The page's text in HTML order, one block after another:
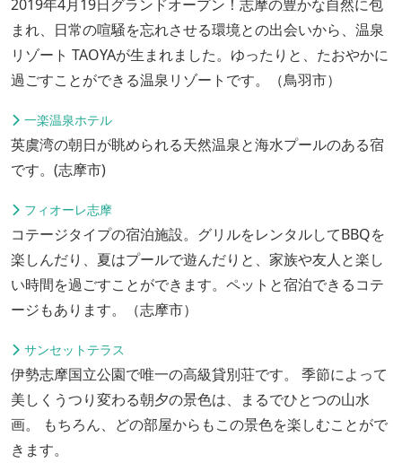
2019年4月19日グランドオープン！志摩の豊かな自然に包
まれ、日常の喧騒を忘れさせる環境との出会いから、温泉
リゾート TAOYAが生まれました。ゆったりと、たおやかに
過ごすことができる温泉リゾートです。（鳥羽市）
一楽温泉ホテル
英虞湾の朝日が眺められる天然温泉と海水プールのある宿
です。(志摩市)
フィオーレ志摩
コテージタイプの宿泊施設。グリルをレンタルしてBBQを
楽しんだり、夏はプールで遊んだりと、家族や友人と楽し
い時間を過ごすことができます。ペットと宿泊できるコテ
ージもあります。（志摩市）
サンセットテラス
伊勢志摩国立公園で唯一の高級貸別荘です。 季節によって
美しくうつり変わる朝夕の景色は、まるでひとつの山水
画。 もちろん、どの部屋からもこの景色を楽しむことがで
きます。